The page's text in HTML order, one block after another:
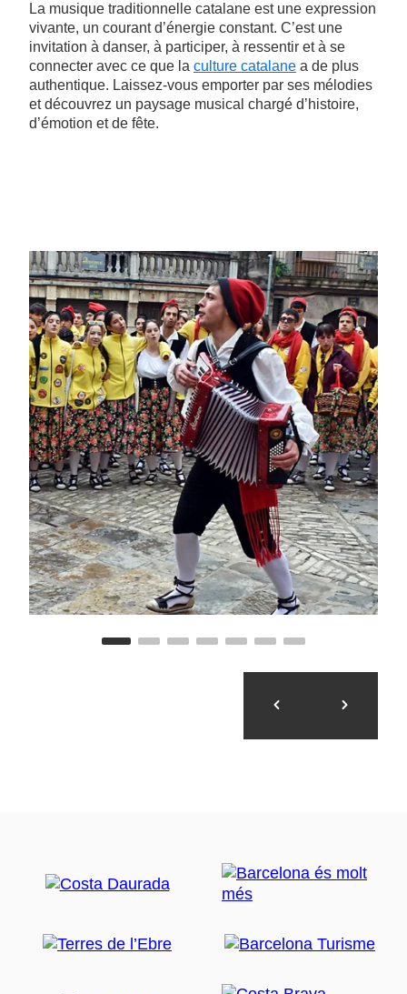
La musique traditionnelle catalane est une expression
vivante, un courant d’énergie constant. C’est une
invitation à danser, à participer, à ressentir et à se
connecter avec ce que la culture catalane a de plus
authentique. Laissez-vous emporter par ses mélodies
et découvrez un paysage musical chargé d’histoire,
d’émotion et de fête.